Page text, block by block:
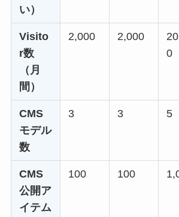
い）
Visito
r数
（月
間）
2,000 2,000
0
CMS
モデル
数
3 3 5
CMS
公開ア
イテム
100 100